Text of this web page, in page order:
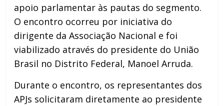
apoio parlamentar às pautas do segmento.
O encontro ocorreu por iniciativa do
dirigente da Associação Nacional e foi
viabilizado através do presidente do União
Brasil no Distrito Federal, Manoel Arruda.
Durante o encontro, os representantes dos
APJs solicitaram diretamente ao presidente